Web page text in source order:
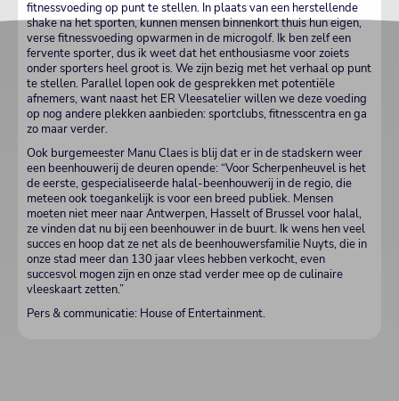
fitnessvoeding op punt te stellen. In plaats van een herstellende
shake na het sporten, kunnen mensen binnenkort thuis hun eigen,
verse fitnessvoeding opwarmen in de microgolf. Ik ben zelf een
fervente sporter, dus ik weet dat het enthousiasme voor zoiets
onder sporters heel groot is. We zijn bezig met het verhaal op punt
te stellen. Parallel lopen ook de gesprekken met potentiële
afnemers, want naast het ER Vleesatelier willen we deze voeding
op nog andere plekken aanbieden: sportclubs, fitnesscentra en ga
zo maar verder.
Ook burgemeester Manu Claes is blij dat er in de stadskern weer
een beenhouwerij de deuren opende: “Voor Scherpenheuvel is het
de eerste, gespecialiseerde halal-beenhouwerij in de regio, die
meteen ook toegankelijk is voor een breed publiek. Mensen
moeten niet meer naar Antwerpen, Hasselt of Brussel voor halal,
ze vinden dat nu bij een beenhouwer in de buurt. Ik wens hen veel
succes en hoop dat ze net als de beenhouwersfamilie Nuyts, die in
onze stad meer dan 130 jaar vlees hebben verkocht, even
succesvol mogen zijn en onze stad verder mee op de culinaire
vleeskaart zetten.”
Pers & communicatie: House of Entertainment.